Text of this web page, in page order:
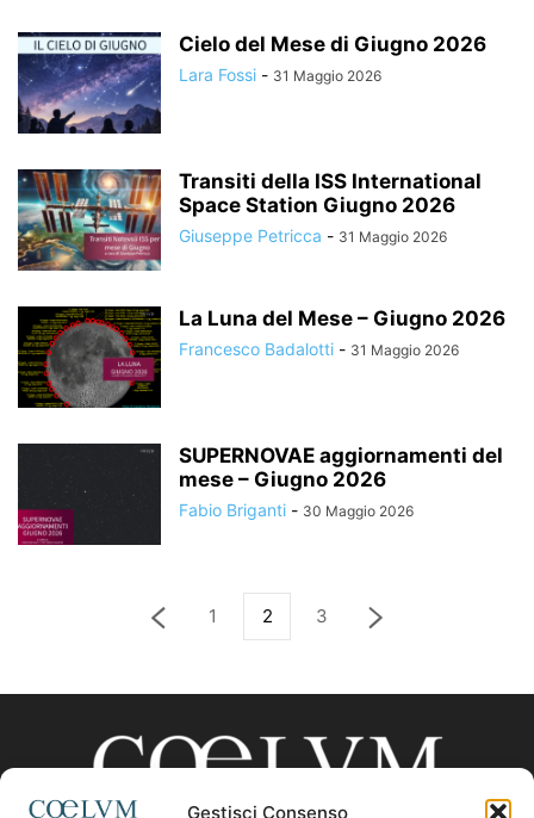
Gestisci Consenso
Cielo del Mese di Giugno 2026
Lara Fossi - 31 Maggio 2026
Transiti della ISS International
Space Station Giugno 2026
Giuseppe Petricca - 31 Maggio 2026
La Luna del Mese – Giugno 2026
Francesco Badalotti - 31 Maggio 2026
SUPERNOVAE aggiornamenti del
mese – Giugno 2026
Fabio Briganti - 30 Maggio 2026
1 2 3